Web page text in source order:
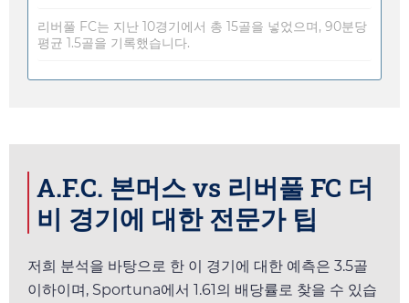
리버풀 FC는 지난 10경기에서 총 15골을 넣었으며, 90분당
평균 1.5골을 기록했습니다.
A.F.C. 본머스 vs 리버풀 FC 더
비 경기에 대한 전문가 팁
저희 분석을 바탕으로 한 이 경기에 대한 예측은 3.5골
이하이며, Sportuna에서 1.61의 배당률로 찾을 수 있습